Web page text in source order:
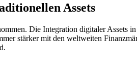
Assets
Die Integration digitaler Assets
stärker mit den weltweiten